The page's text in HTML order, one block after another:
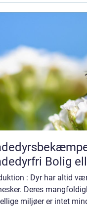
Bolig
: Dyr har altid
Deres
miljøer er intet